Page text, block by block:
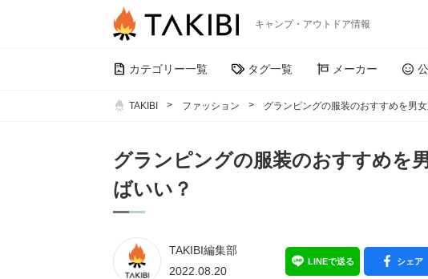
キャンプ・アウトドア情報
カテゴリー一覧 タグ一覧 メーカー
TAKIBI ファッション グランピングの服装のおすすめを男
グランピングの服装のおすすめを
ばいい？
TAKIBI編集部
2022.08.20
LINEで送る シェア